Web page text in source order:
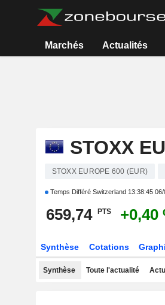
Marchés Actualités
STOXX
STOXX EUROPE 600 (EUR)
Temps Différé Switzerland 13:38:45
659,74 PTS +0,40
Synthèse Cotations
Synthèse Toute l'actualité